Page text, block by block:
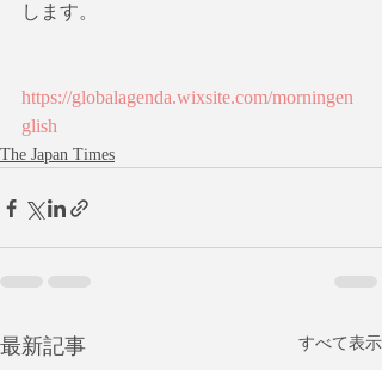
します。
https://globalagenda.wixsite.com/morningen
glish
The Japan Times
最新記事 すべて表示